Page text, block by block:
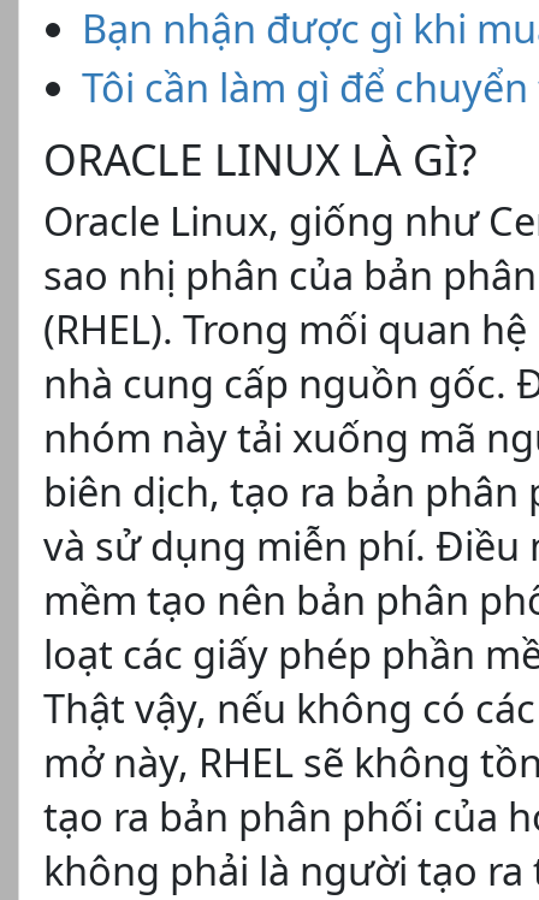
Bạn nhận được gì khi
Tôi cần làm gì để
ORACLE LINUX LÀ GÌ?
Oracle Linux, giống như
sao nhị phân của bản
(RHEL). Trong mối quan
nhà cung cấp nguồn gốc.
nhóm này tải xuống mã
biên dịch, tạo ra bản
và sử dụng miễn phí. Điều
mềm tạo nên bản phân
loạt các giấy phép phần
Thật vậy, nếu không có
mở này, RHEL sẽ không
tạo ra bản phân phối của
không phải là người tạo